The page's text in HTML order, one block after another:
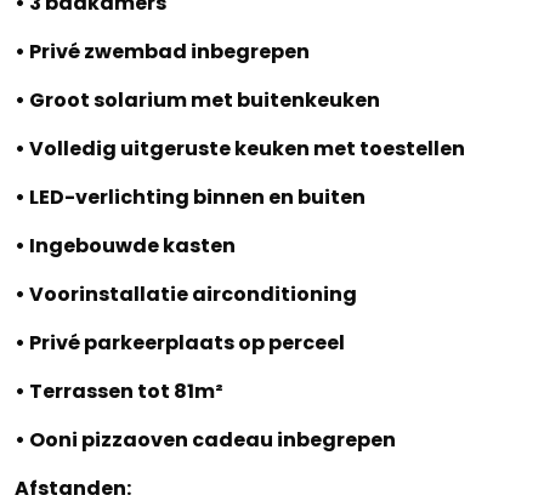
• Privé zwembad inbegrepen
• Groot solarium met buitenkeuken
• Volledig uitgeruste keuken met toestellen
• LED-verlichting binnen en buiten
• Ingebouwde kasten
• Voorinstallatie airconditioning
• Privé parkeerplaats op perceel
• Terrassen tot 81m²
• Ooni pizzaoven cadeau inbegrepen
Afstanden: